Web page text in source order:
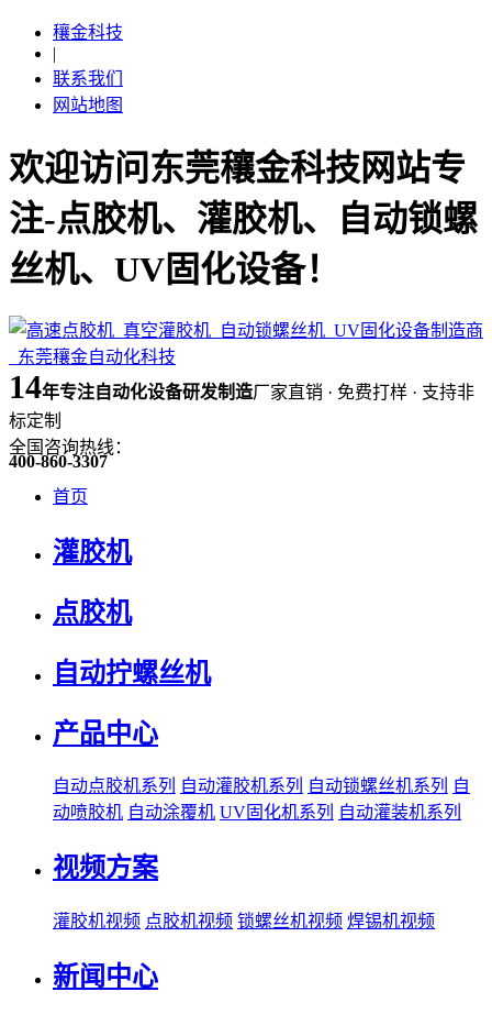
穰金科技
|
联系我们
网站地图
欢迎访问东莞穰金科技网站专
注-点胶机、灌胶机、自动锁螺
丝机、UV固化设备！
14年专注自动化设备研发制造厂家直销 · 免费打样 · 支持非
标定制
全国咨询热线：
400-860-3307
首页
灌胶机
点胶机
自动拧螺丝机
产品中心
自动点胶机系列 自动灌胶机系列 自动锁螺丝机系列 自
动喷胶机 自动涂覆机 UV固化机系列 自动灌装机系列
视频方案
灌胶机视频 点胶机视频 锁螺丝机视频 焊锡机视频
新闻中心